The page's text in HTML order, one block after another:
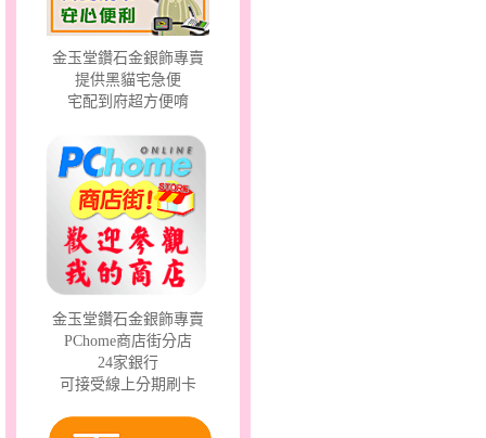
晶亮花香～小黃金墜
愛滿滿～金銀鋼套鍊
金玉堂鑽石金銀飾專賣
提供黑貓宅急便
宅配到府超方便唷
金玉堂鑽石金銀飾專賣
PChome商店街分店
24家銀行
可接受線上分期刷卡